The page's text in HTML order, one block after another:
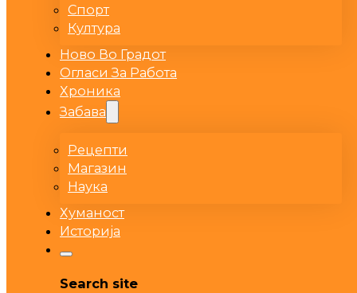
Спорт
Култура
Ново Во Градот
Огласи За Работа
Хроника
Забава
Рецепти
Магазин
Наука
Хуманост
Историја
Search site